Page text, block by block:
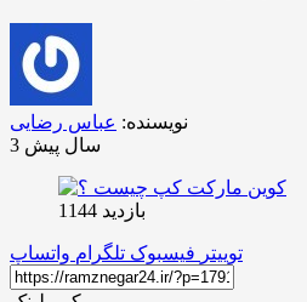
نویسنده: عباس رضایی
3 سال پیش
بازدید 1144
توییتر فیسبوک تلگرام واتساپ